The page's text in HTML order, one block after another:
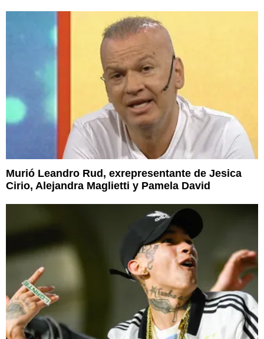
Murió Leandro Rud, exrepresentante de Jesica
Cirio, Alejandra Maglietti y Pamela David